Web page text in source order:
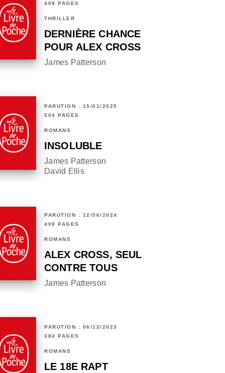
408 PAGES
THRILLER
DERNIÈRE CHANCE
POUR ALEX CROSS
James Patterson
PARUTION : 15/01/2025
504 PAGES
ROMANS
INSOLUBLE
James Patterson
David Ellis
PARUTION : 12/06/2024
408 PAGES
ROMANS
ALEX CROSS, SEUL
CONTRE TOUS
James Patterson
PARUTION : 06/12/2023
384 PAGES
ROMANS
LE 18E RAPT